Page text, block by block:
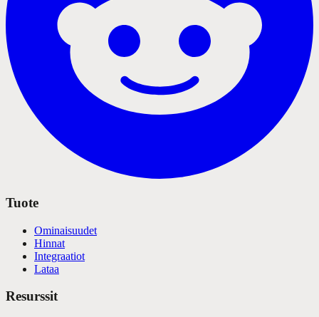
Tuote
Ominaisuudet
Hinnat
Integraatiot
Lataa
Resurssit